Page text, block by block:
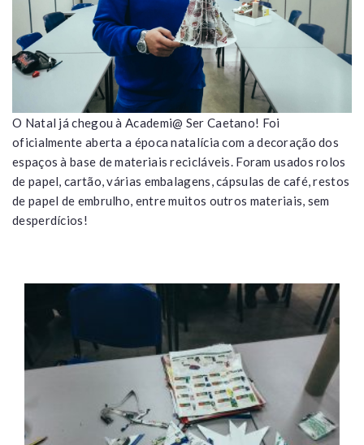
O Natal já chegou à Academi@ Ser Caetano! Foi
oficialmente aberta a época natalícia com a decoração dos
espaços à base de materiais recicláveis. Foram usados rolos
de papel, cartão, várias embalagens, cápsulas de café, restos
de papel de embrulho, entre muitos outros materiais, sem
desperdícios!